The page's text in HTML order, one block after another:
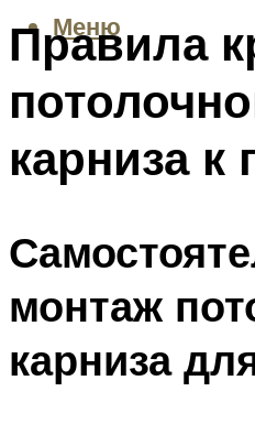
Меню
Правила
карниза к
монтаж
карниза